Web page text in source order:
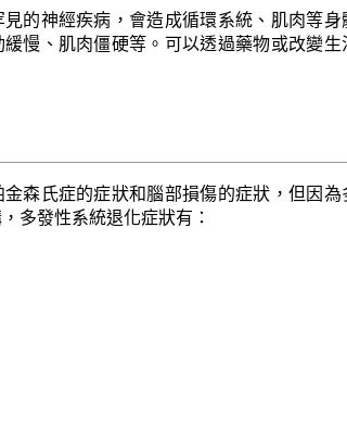
的神經疾病，會造成循環系統、肌肉等
慢、肌肉僵硬等。可以透過藥物或改變
森氏症的症狀和腦部損傷的症狀，但因
多發性系統退化症狀有：